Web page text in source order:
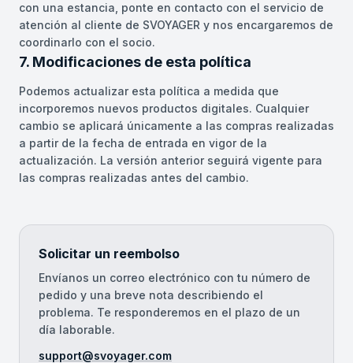
con una estancia, ponte en contacto con el servicio de
atención al cliente de SVOYAGER y nos encargaremos de
coordinarlo con el socio.
7. Modificaciones de esta política
Podemos actualizar esta política a medida que
incorporemos nuevos productos digitales. Cualquier
cambio se aplicará únicamente a las compras realizadas
a partir de la fecha de entrada en vigor de la
actualización. La versión anterior seguirá vigente para
las compras realizadas antes del cambio.
Solicitar un reembolso
Envíanos un correo electrónico con tu número de
pedido y una breve nota describiendo el
problema. Te responderemos en el plazo de un
día laborable.
support@svoyager.com